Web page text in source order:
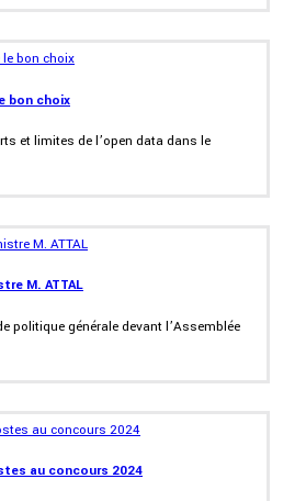
bon choix
et limites de l’open data dans le
M. ATTAL
politique générale devant l’Assemblée
au concours 2024